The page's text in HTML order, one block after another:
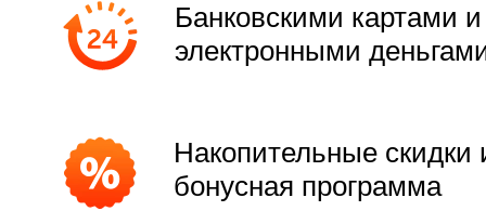
Банковскими картами и
электронными
Накопительные скидки
бонусная программа